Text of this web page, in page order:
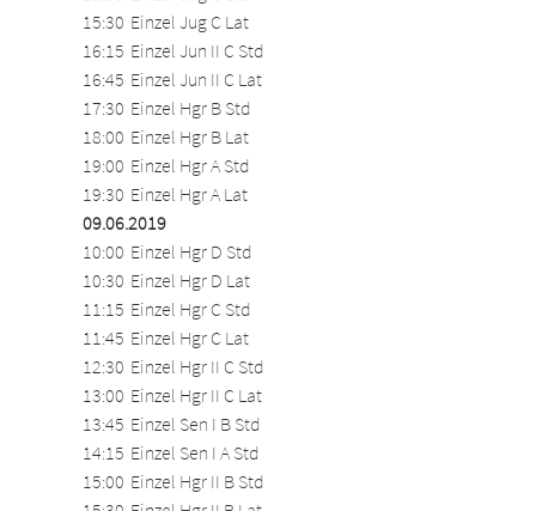
15:30	Einzel Jug C Lat
16:45	Einzel Jun II C Lat
18:00	Einzel Hgr B Lat
19:30	Einzel Hgr A Lat
09.06.2019
10:30	Einzel Hgr D Lat
11:45	Einzel Hgr C Lat
13:00	Einzel Hgr II C Lat